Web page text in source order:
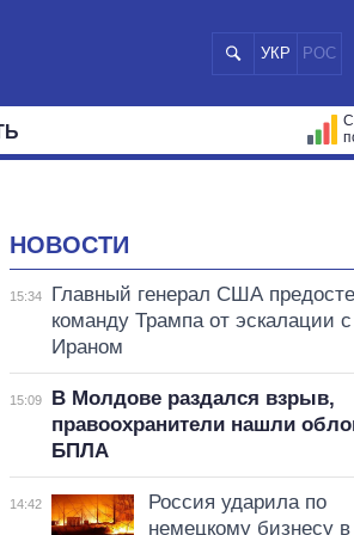
УКР РОС
НОВОСТИ
15:34
Главный генерал США
команду Трампа от эскалации с
Ираном
15:09
В Молдове раздался взрыв,
правоохранители нашли
БПЛА
14:42
Россия ударила по
немецкому бизнесу в